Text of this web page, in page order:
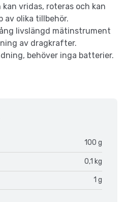
vridas, roteras och kan
av olika tillbehör.
livslängd mätinstrument
av dragkrafter.
behöver inga batterier.
100 g
0,1 kg
1 g